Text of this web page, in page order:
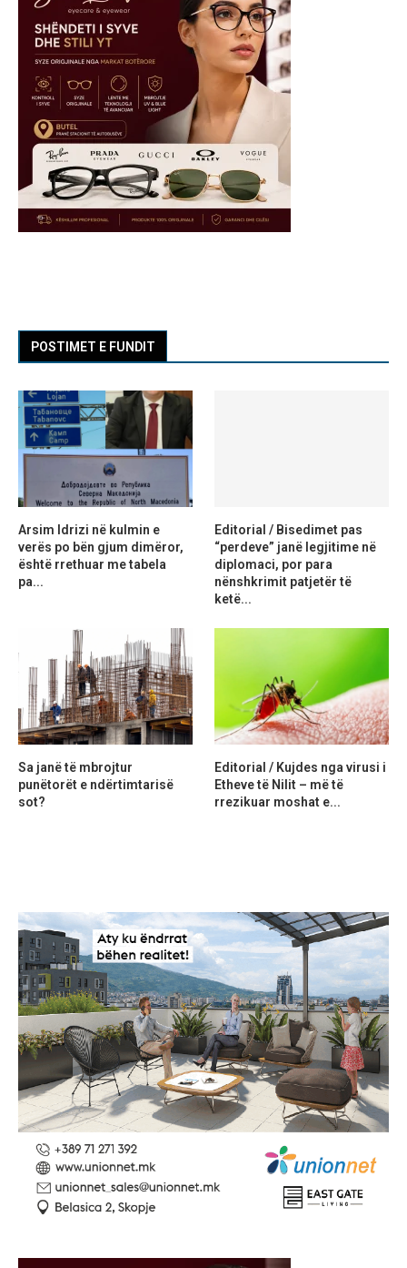
POSTIMET E FUNDIT
Arsim Idrizi në kulmin e
verës po bën gjum dimëror,
është rrethuar me tabela
pa...
Editorial / Bisedimet pas
“perdeve” janë legjitime në
diplomaci, por para
nënshkrimit patjetër të
ketë...
Sa janë të mbrojtur
punëtorët e ndërtimtarisë
sot?
Editorial / Kujdes nga virusi i
Etheve të Nilit – më të
rrezikuar moshat e...